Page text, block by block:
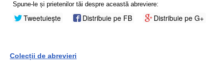
Spune-le și prietenilor tăi despre această abreviere:
Tweetuiește Distribuie pe FB Distribuie pe G+
Colecții de abrevieri